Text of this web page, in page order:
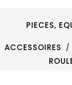
PIECES,
ACCESSOIRES